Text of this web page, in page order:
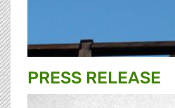
PRESS RELEASE